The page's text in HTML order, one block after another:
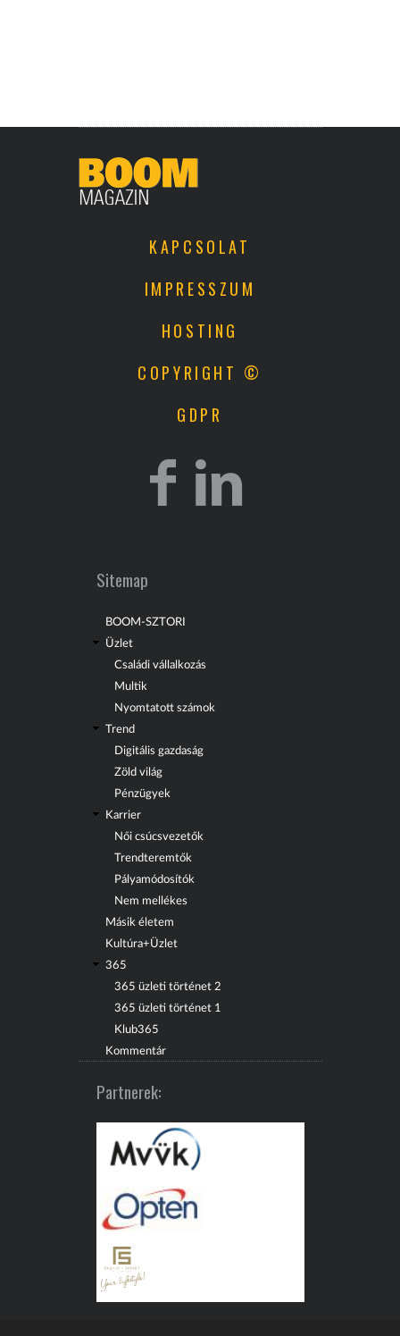
KAPCSOLAT
IMPRESSZUM
HOSTING
COPYRIGHT ©
GDPR
Sitemap
BOOM-SZTORI
Üzlet
Családi vállalkozás
Multik
Nyomtatott számok
Trend
Digitális gazdaság
Zöld világ
Pénzügyek
Karrier
Női csúcsvezetők
Trendteremtők
Pályamódosítók
Nem mellékes
Másik életem
Kultúra+Üzlet
365
365 üzleti történet 2
365 üzleti történet 1
Klub365
Kommentár
Partnerek: